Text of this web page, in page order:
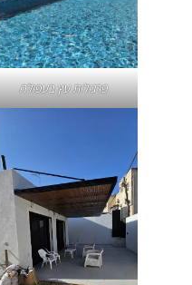
פרגולות עץ בעפולה